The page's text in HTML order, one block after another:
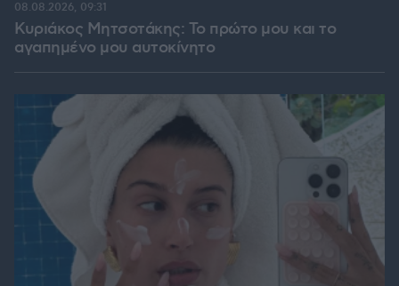
Κυριάκος Μητσοτάκης: Το πρώτο μου και το
αγαπημένο μου αυτοκίνητο
08.08.2026, 09:31